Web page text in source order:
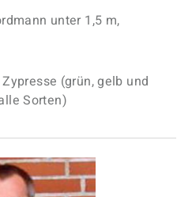
unter 1,5 m,
(grün, gelb und
Sorten)